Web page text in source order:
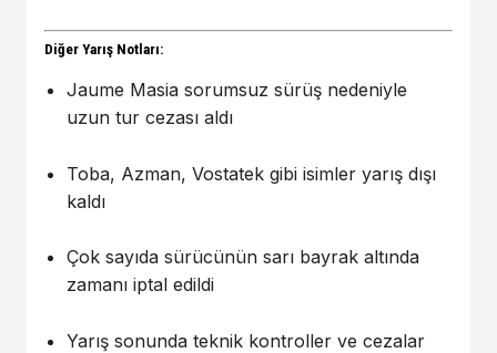
Diğer Yarış Notları:
Jaume Masia sorumsuz sürüş nedeniyle
uzun tur cezası aldı
Toba, Azman, Vostatek gibi isimler yarış dışı
kaldı
Çok sayıda sürücünün sarı bayrak altında
zamanı iptal edildi
Yarış sonunda teknik kontroller ve cezalar